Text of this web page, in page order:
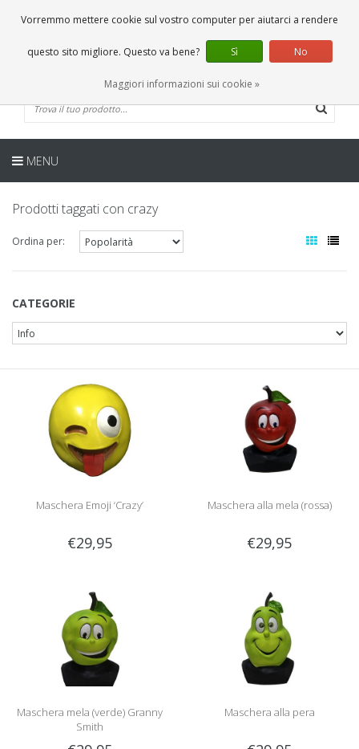
0 Articoli
IT
MENU
Prodotti taggati con crazy
Ordina per:
CATEGORIE
Maschera Emoji ‘Crazy’
€29,95
Maschera alla mela (rossa)
€29,95
Maschera mela (verde) Granny
Smith
Maschera alla pera
Vorremmo mettere cookie sul vostro computer per aiutarci a rendere
questo sito migliore. Questo va bene? Sì No
Maggiori informazioni sui cookie »